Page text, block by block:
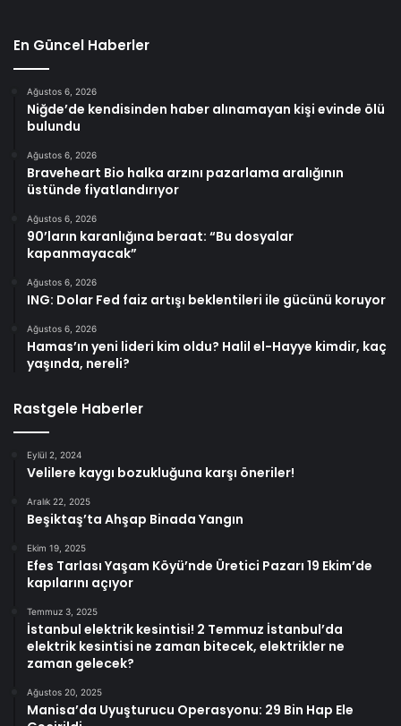
En Güncel Haberler
Ağustos 6, 2026
Niğde’de kendisinden haber alınamayan kişi evinde ölü
bulundu
Ağustos 6, 2026
Braveheart Bio halka arzını pazarlama aralığının
üstünde fiyatlandırıyor
Ağustos 6, 2026
90’ların karanlığına beraat: “Bu dosyalar
kapanmayacak”
Ağustos 6, 2026
ING: Dolar Fed faiz artışı beklentileri ile gücünü koruyor
Ağustos 6, 2026
Hamas’ın yeni lideri kim oldu? Halil el-Hayye kimdir, kaç
yaşında, nereli?
Rastgele Haberler
Eylül 2, 2024
Velilere kaygı bozukluğuna karşı öneriler!
Aralık 22, 2025
Beşiktaş’ta Ahşap Binada Yangın
Ekim 19, 2025
Efes Tarlası Yaşam Köyü’nde Üretici Pazarı 19 Ekim’de
kapılarını açıyor
Temmuz 3, 2025
İstanbul elektrik kesintisi! 2 Temmuz İstanbul’da
elektrik kesintisi ne zaman bitecek, elektrikler ne
zaman gelecek?
Ağustos 20, 2025
Manisa’da Uyuşturucu Operasyonu: 29 Bin Hap Ele